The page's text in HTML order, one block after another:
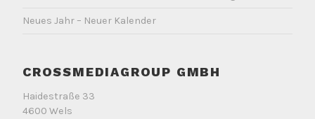
Neues Jahr – Neuer Kalender
CROSSMEDIAGROUP GMBH
Haidestraße 33
4600 Wels